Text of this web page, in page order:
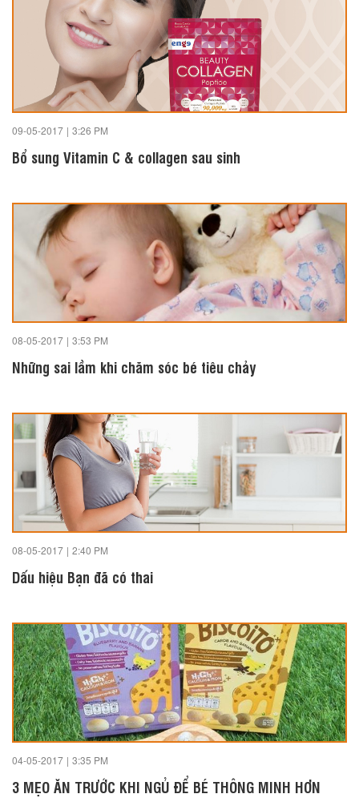
09-05-2017 | 3:26 PM
Bổ sung Vitamin C & collagen sau sinh
08-05-2017 | 3:53 PM
Những sai lầm khi chăm sóc bé tiêu chảy
08-05-2017 | 2:40 PM
Dấu hiệu Bạn đã có thai
04-05-2017 | 3:35 PM
3 MẸO ĂN TRƯỚC KHI NGỦ ĐỂ BÉ THÔNG MINH HƠN